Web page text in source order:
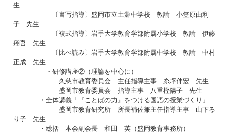
生
〔書写指導〕盛岡市立土淵中学校 教諭 小笠原由利
子 先生
〔複式指導〕岩手大学教育学部附属小学校 教諭 伊藤
翔吾 先生
〔比べ読み〕岩手大学教育学部附属中学校 教諭 中村
正成 先生
・研修講座②（理論を中心に）
久慈市教育委員会 主任指導主事 糸坪伸宏 先生
盛岡市教育委員会 指導主事 八重樫陽子 先生
・全体講義「『ことばの力』をつける国語の授業づくり」
盛岡市教育研究所 所長補佐兼主任指導主事 山下る
り子 先生
・総括 本会副会長 和田 英（盛岡教育事務所）